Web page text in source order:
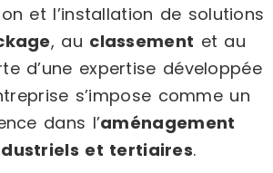
et l’installation de solutions
, au classement et au
d’une expertise développée
s’impose comme un
dans l’aménagement
et tertiaires.